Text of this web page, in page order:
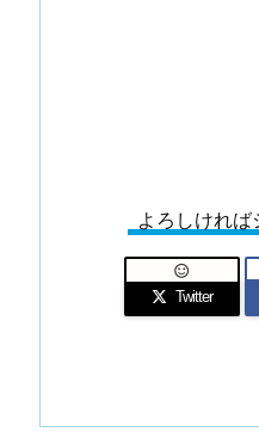
よろしけれ
Twitter
